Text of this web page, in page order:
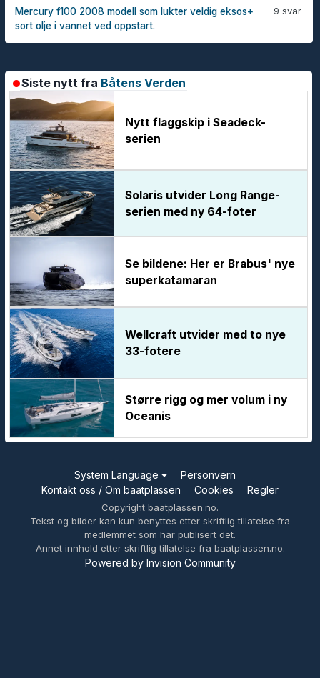
9 svar
Mercury f100 2008 modell som lukter veldig eksos+
sort olje i vannet ved oppstart.
Siste nytt fra Båtens Verden
Nytt flaggskip i Seadeck-
serien
Solaris utvider Long Range-
serien med ny 64-foter
Se bildene: Her er Brabus' nye
superkatamaran
Wellcraft utvider med to nye
33-fotere
Større rigg og mer volum i ny
Oceanis
System Language
Personvern
Kontakt oss / Om baatplassen
Cookies Regler
Copyright baatplassen.no.
Tekst og bilder kan kun benyttes etter skriftlig tillatelse fra
medlemmet som har publisert det.
Annet innhold etter skriftlig tillatelse fra baatplassen.no.
Powered by Invision Community